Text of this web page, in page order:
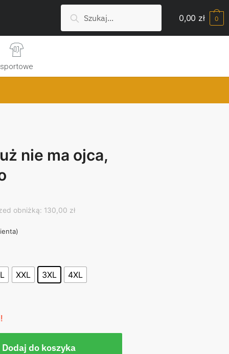
0,00 zł 0
Search
sportowe
nie ma ojca,
obniżką: 130,00 zł
XXL 3XL 4XL
Dodaj do koszyka